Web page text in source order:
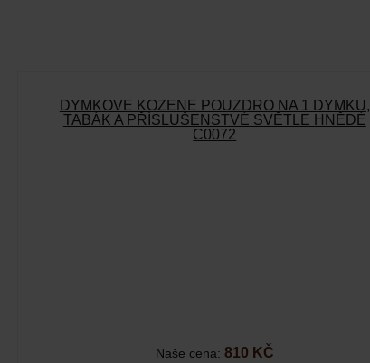
DÝMKOVÉ KOŽENÉ POUZDRO NA 1 DÝMKU,
TABÁK A PŘÍSLUŠENSTVÉ SVĚTLE HNĚDÉ
C0072
Naše cena: 810 KČ